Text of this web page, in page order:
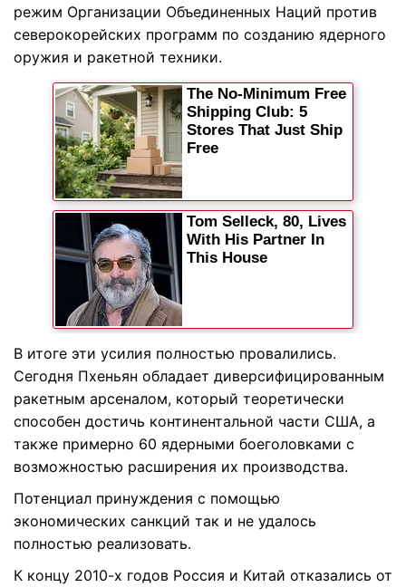
режим Организации Объединенных Наций против
северокорейских программ по созданию ядерного
оружия и ракетной техники.
В итоге эти усилия полностью провалились.
Сегодня Пхеньян обладает диверсифицированным
ракетным арсеналом, который теоретически
способен достичь континентальной части США, а
также примерно 60 ядерными боеголовками с
возможностью расширения их производства.
Потенциал принуждения с помощью
экономических санкций так и не удалось
полностью реализовать.
К концу 2010-х годов Россия и Китай отказались от